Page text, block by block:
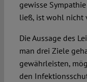
gewisse
ließ, ist wohl nicht
Die Aussage des
man drei Ziele
gewährleisten,
den